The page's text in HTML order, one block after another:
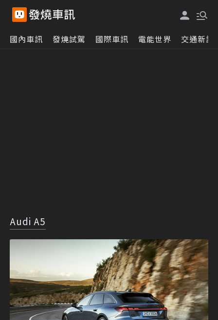
國內車訊 發燒試駕 國際車訊 電能世界 交通新訊
Audi A5